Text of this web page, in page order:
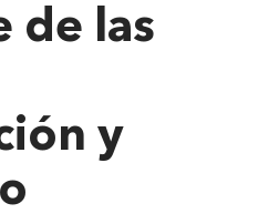
de las
y